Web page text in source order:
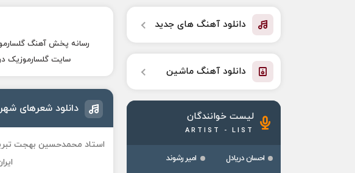
رسانه پخش آهنگ
سایت گلسارموزیک
دانلود شعرهای
استاد محمدحسین بهجت
دانلود آهنگ های جدید
دانلود آهنگ ماشین
لیست خوانندگان
ARTIST - LIST
احسان دریادل
امیر رشوند